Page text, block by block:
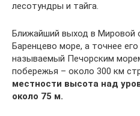
лесотундры и тайга.
Ближайший выход в Мировой
Баренцево море, а точнее
называемый Печорским
побережья – около 300 км
местности высота над
около 75 м.